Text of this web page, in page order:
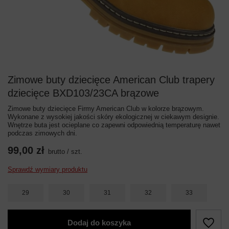
Zimowe buty dziecięce American Club trapery
dziecięce BXD103/23CA brązowe
Zimowe buty dziecięce Firmy American Club w kolorze brązowym.
Wykonane z wysokiej jakości skóry ekologicznej w ciekawym designie.
Wnętrze buta jest ocieplane co zapewni odpowiednią temperaturę nawet
podczas zimowych dni.
99,00 zł brutto / szt.
Sprawdź wymiary produktu
29 30 31 32 33
Dodaj do koszyka